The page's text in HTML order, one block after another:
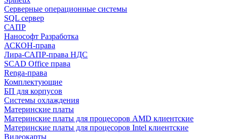
Серверные операционные системы
SQL сервер
САПР
Нанософт Разработка
АСКОН-права
Лира-САПР-права НДС
SCAD Office права
Renga-права
Комплектующие
БП для корпусов
Системы охлаждения
Материнские платы
Материнские платы для процесоров AMD клиентские
Материнские платы для процесоров Intel клиентские
Видеокарты